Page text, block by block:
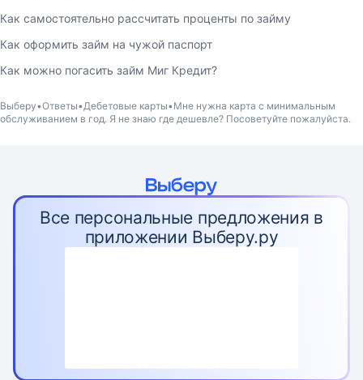
Как самостоятельно рассчитать проценты по займу
Как оформить займ на чужой паспорт
Как можно погасить займ Миг Кредит?
Выберу Ответы Дебетовые карты Мне нужна карта с минимальным
обслуживанием в год. Я не знаю где дешевле? Посоветуйте пожалуйста.
Все персональные предложения в
приложении Выберу.ру